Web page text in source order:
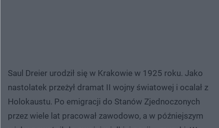
Saul Dreier urodził się w Krakowie w 1925 roku. Jako
nastolatek przeżył dramat II wojny światowej i ocalał z
Holokaustu. Po emigracji do Stanów Zjednoczonych
przez wiele lat pracował zawodowo, a w późniejszym